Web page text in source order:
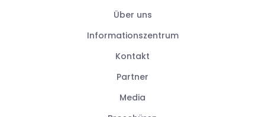
Über uns
Informationszentrum
Kontakt
Partner
Media